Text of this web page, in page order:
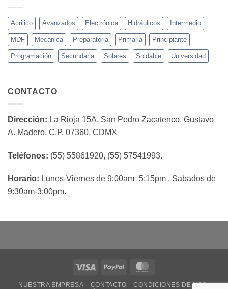
Acrilico Avanzados Electrónica Hidráulicos Intermedio
MDF Mecanica Preparatoria Primaria Principiante
Programación Secundaria Solares Soldable Universidad
CONTACTO
Dirección: La Rioja 15A, San Pedro Zacatenco, Gustavo
A. Madero, C.P. 07360, CDMX
Teléfonos: (55) 55861920, (55) 57541993.
Horario: Lunes-Viernes de 9:00am–5:15pm , Sabados de
9:30am-3:00pm.
Visa PayPal
NUESTRA EMPRESA CONTACTO
CONDICIONES DE USO